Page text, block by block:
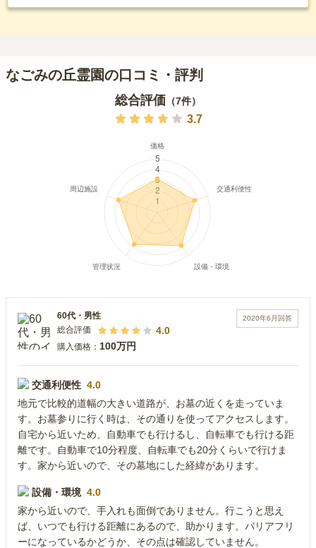
なごみの丘霊園の口コミ・評判
総合評価 （7件）
3.7
2020年6月 回答
60代 ・ 男性
総合評価
4.0
購入価格： 100万円
交通利便性 4.0
地元で比較的道幅の大きい道路が、お墓の近くを走っていま
す。お墓参りに行く時は、その通りを使ってアクセスします。
自宅から近いため、自動車でも行けるし、自転車でも行ける距
離です。自動車で10分程度、自転車でも20分くらいで行けま
す。家から近いので、その墓地にした経緯があります。
設備・環境 4.0
家から近いので、手入れも面倒でありません。行こうと思え
ば、いつでも行ける距離にあるので、助かります。バリアフリ
ーになっているかどうか、その点は確認していません。